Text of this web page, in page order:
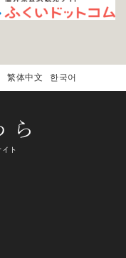
繁体中文 한국어